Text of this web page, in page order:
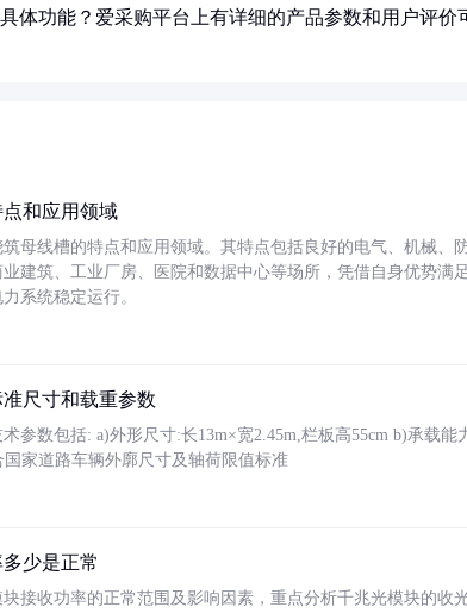
体功能？爱采购平台上有详细的产品参数和用户评价
和应用领域
母线槽的特点和应用领域。其特点包括良好的电气、机械、
建筑、工业厂房、医院和数据中心等场所，凭借自身优势满
系统稳定运行。
尺寸和载重参数
参数包括: a)外形尺寸:长13m×宽2.45m,栏板高55cm b)承载能
国家道路车辆外廓尺寸及轴荷限值标准
少是正常
接收功率的正常范围及影响因素，重点分析千兆光模块的收